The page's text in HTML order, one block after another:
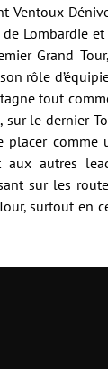
Ventoux
de Lombardie
Grand
rôle
tout
sur le dernier
placer comme
aux autres
sur les
surtout en